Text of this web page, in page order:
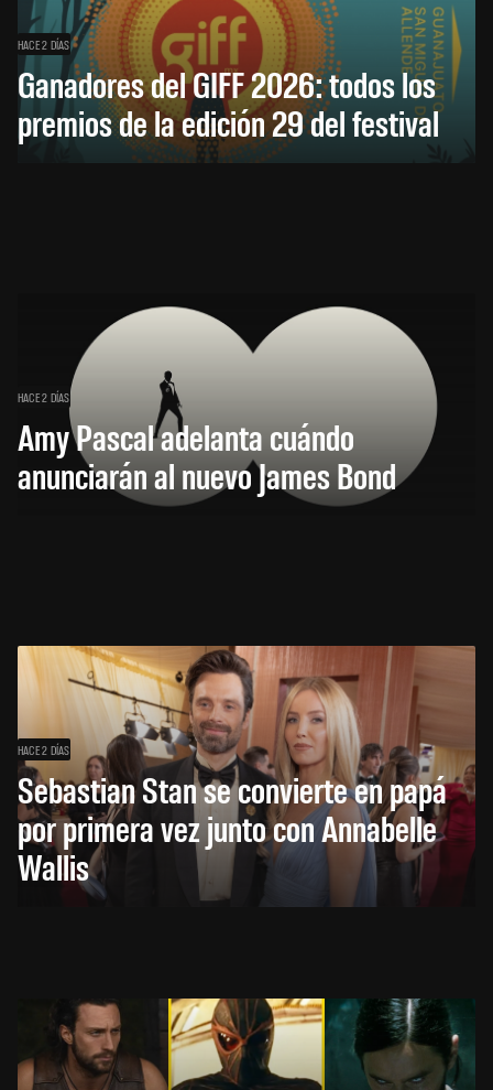
HACE 2 DÍAS
Ganadores del GIFF 2026: todos los
premios de la edición 29 del festival
HACE 2 DÍAS
Amy Pascal adelanta cuándo
anunciarán al nuevo James Bond
HACE 2 DÍAS
Sebastian Stan se convierte en papá
por primera vez junto con Annabelle
Wallis